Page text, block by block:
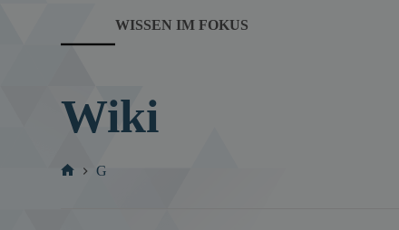
WISSEN IM FOKUS
Wiki
G